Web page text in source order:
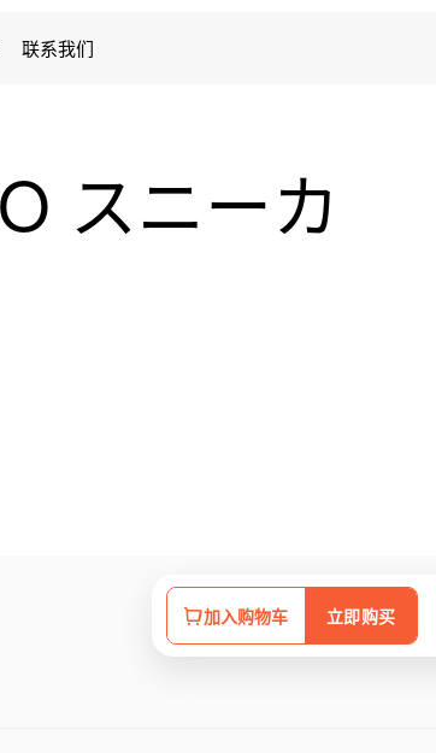
联系我们
スニーカ
加入购物车 立即购买